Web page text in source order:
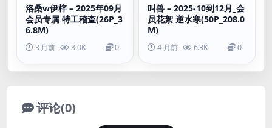
洛桑w伊梓 – 2025年09月
会员专属 特工稽查(26P_3
6.8M)
3 月前 3.0K 0
叫兽 – 2025-10到12月_会
员花絮 逆水寒(50P_208.0
M)
4 月前 6.3K 0
评论(0)